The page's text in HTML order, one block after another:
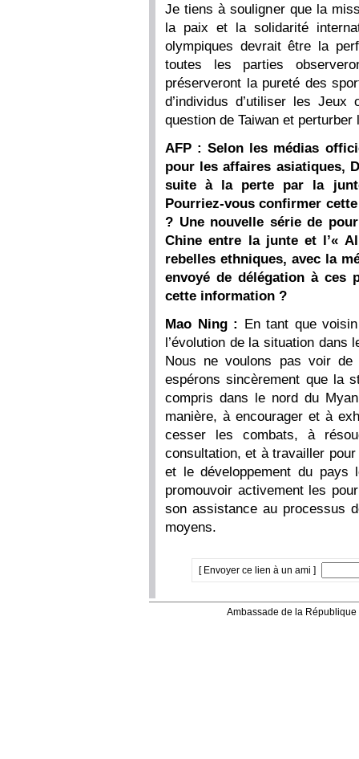
Je tiens à souligner que la
la paix et la solidarité
olympiques devrait être la
toutes les parties
préserveront la pureté des
d’individus d’utiliser les
question de Taiwan et
AFP : Selon les médias
pour les affaires asiatiques,
suite à la perte par la
Pourriez-vous confirmer
? Une nouvelle série de
Chine entre la junte et l’«
rebelles ethniques, avec la
envoyé de délégation à ces
cette information ?
Mao Ning : En tant que
l’évolution de la situation
Nous ne voulons pas voir
espérons sincèrement que la
compris dans le nord du
manière, à encourager et à
cesser les combats, à
consultation, et à travailler
et le développement du pays
promouvoir activement les
son assistance au processus
moyens.
[ Envoyer ce lien à un ami ]
Ambassade de la